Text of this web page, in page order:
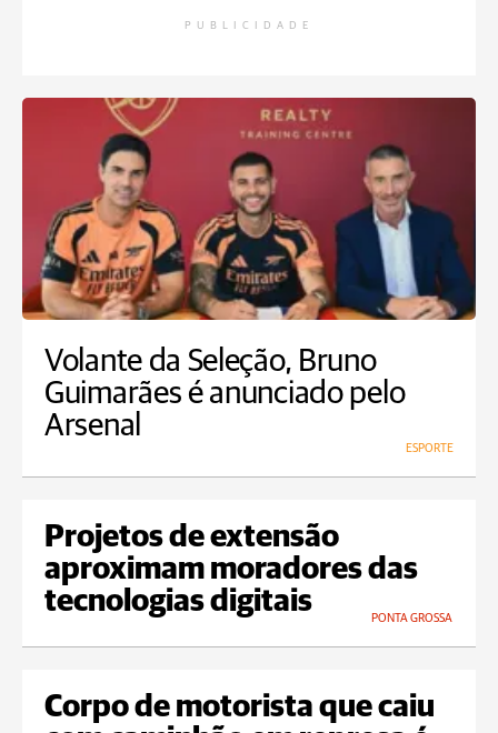
PUBLICIDADE
Volante da Seleção, Bruno
Guimarães é anunciado pelo
Arsenal
ESPORTE
Projetos de extensão
aproximam moradores das
tecnologias digitais
PONTA GROSSA
Corpo de motorista que caiu